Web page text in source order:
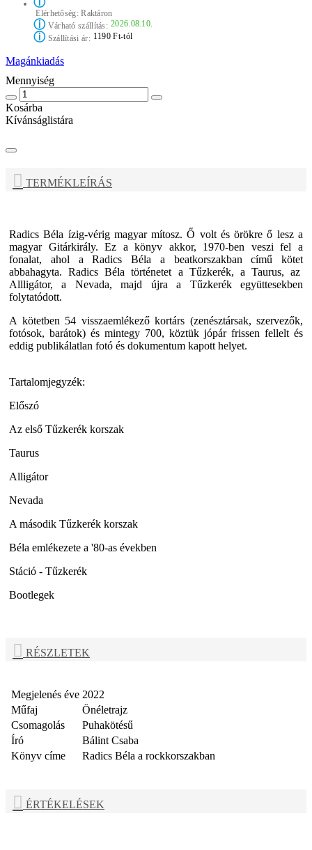
Elérhetőség:Raktáron
ⓘVárható szállítás: 2026.08.10.
ⓘSzállítási ár: 1190 Ft-tól
Magánkiadás
Mennyiség
Kosárba
Kívánságlistára
TERMÉKLEÍRÁS
Radics Béla ízig-vérig magyar mítosz. Ő volt és örökre ő lesz a
magyar Gitárkirály. Ez a könyv akkor, 1970-ben veszi fel a
fonalat, ahol a Radics Béla a beatkorszakban című kötet
abbahagyta. Radics Béla történetet a Tűzkerék, a Taurus, az
Allligátor, a Nevada, majd újra a Tűzkerék együttesekben
folytatódott.
A kötetben 54 visszaemlékező kortárs (zenésztársak, szervezők,
fotósok, barátok) és mintegy 700, köztük jópár frissen fellelt és
eddig publikálatlan fotó és dokumentum kapott helyet.
Tartalomjegyzék:
Előszó
Az első Tűzkerék korszak
Taurus
Alligátor
Nevada
A második Tűzkerék korszak
Béla emlékezete a '80-as években
Stáció - Tűzkerék
Bootlegek
RÉSZLETEK
Megjelenés éve 2022
Műfaj
Önéletrajz
Csomagolás
Puhakötésű
Író
Bálint Csaba
Könyv címe
Radics Béla a rockkorszakban
ÉRTÉKELÉSEK